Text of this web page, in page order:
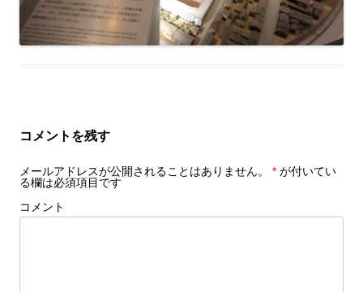
コメントを残す
メールアドレスが公開されることはありません。 * が付いてい
る欄は必須項目です
コメント